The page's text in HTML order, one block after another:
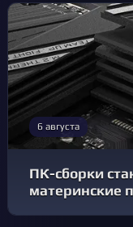
6 августа
ПК-сборки
материнские